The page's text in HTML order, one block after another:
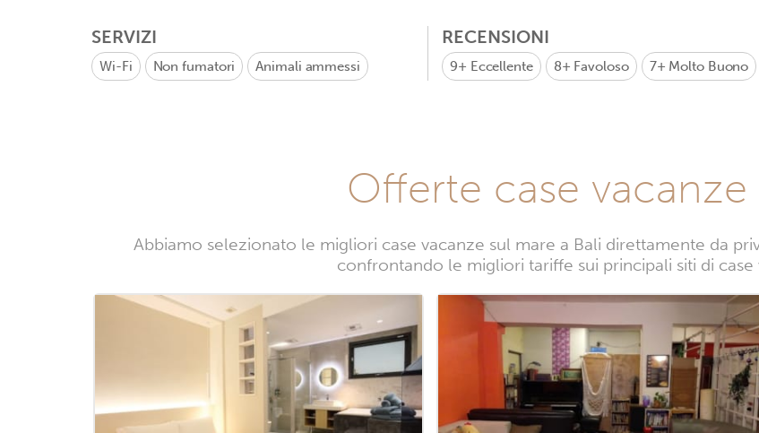
SERVIZI
Wi-Fi Non fumatori Animali ammessi
RECENSIONI
9+ Eccellente 8+ Favoloso 7+ Molto Buono
Offerte case vacanze
Abbiamo selezionato le migliori case vacanze sul mare a Bali direttamente da
confrontando le migliori tariffe sui principali siti di case